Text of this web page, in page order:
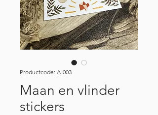
Productcode: A-003
Maan en vlinder
stickers